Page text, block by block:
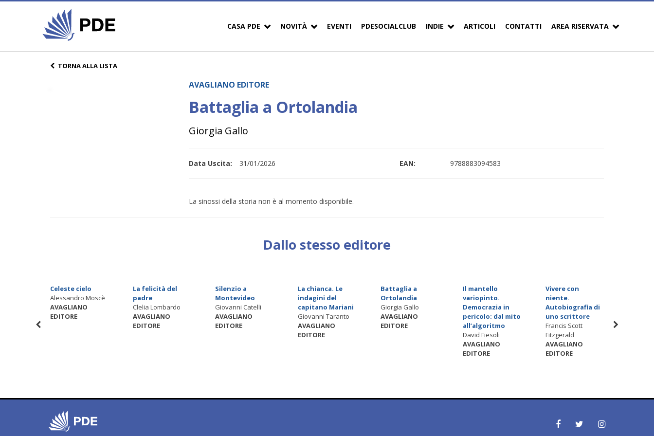
CASA PDE NOVITÀ EVENTI PDESOCIALCLUB INDIE ARTICOLI CONTATTI AREA RISERVATA
TORNA ALLA LISTA
AVAGLIANO EDITORE
Battaglia a Ortolandia
Giorgia Gallo
Data Uscita: 31/01/2026 EAN: 9788883094583
La sinossi della storia non è al momento disponibile.
Dallo stesso editore
Celeste cielo
Alessandro Moscè
AVAGLIANO
EDITORE
La felicità del
padre
Clelia Lombardo
AVAGLIANO
EDITORE
Silenzio a
Montevideo
Giovanni Catelli
AVAGLIANO
EDITORE
La chianca. Le
indagini del
capitano Mariani
Giovanni Taranto
AVAGLIANO
EDITORE
Battaglia a
Ortolandia
Giorgia Gallo
AVAGLIANO
EDITORE
Il mantello
variopinto.
Democrazia in
pericolo: dal mito
all’algoritmo
David Fiesoli
AVAGLIANO
EDITORE
Vivere con
niente.
Autobiografia di
uno scrittore
Francis Scott
Fitzgerald
AVAGLIANO
EDITORE